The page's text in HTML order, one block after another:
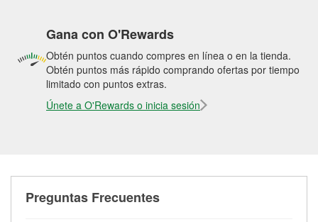
Gana con O'Rewards
Obtén puntos cuando compres en línea o en la tienda.
Obtén puntos más rápido comprando ofertas por tiempo
limitado con puntos extras.
Únete a O'Rewards o inicia sesión
Preguntas Frecuentes